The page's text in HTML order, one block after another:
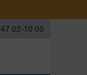
02-10 05